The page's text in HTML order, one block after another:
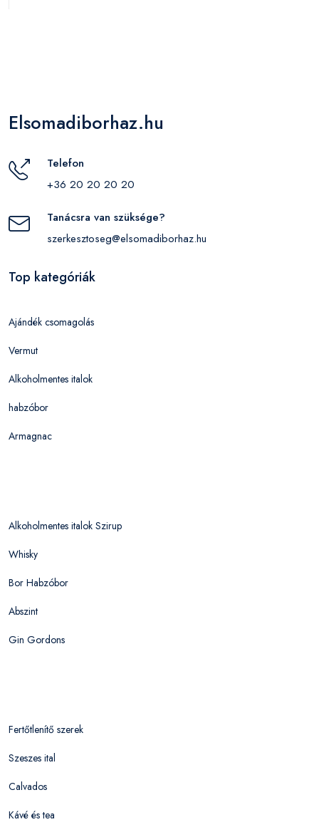
Elsomadiborhaz.hu
Telefon
+36 20 20 20 20
Tanácsra van szüksége?
szerkesztoseg@elsomadiborhaz.hu
Top kategóriák
Ajándék csomagolás
Vermut
Alkoholmentes italok
habzóbor
Armagnac
Alkoholmentes italok Szirup
Whisky
Bor Habzóbor
Abszint
Gin Gordons
Fertőtlenítő szerek
Szeszes ital
Calvados
Kávé és tea